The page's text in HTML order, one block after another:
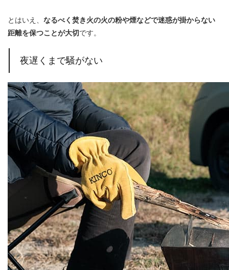
とはいえ、 なるべく焚き火の火の粉や煙などで迷惑が掛からない
距離を保つことが大切です。
夜遅くまで騒がない